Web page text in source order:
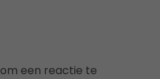
om een reactie te